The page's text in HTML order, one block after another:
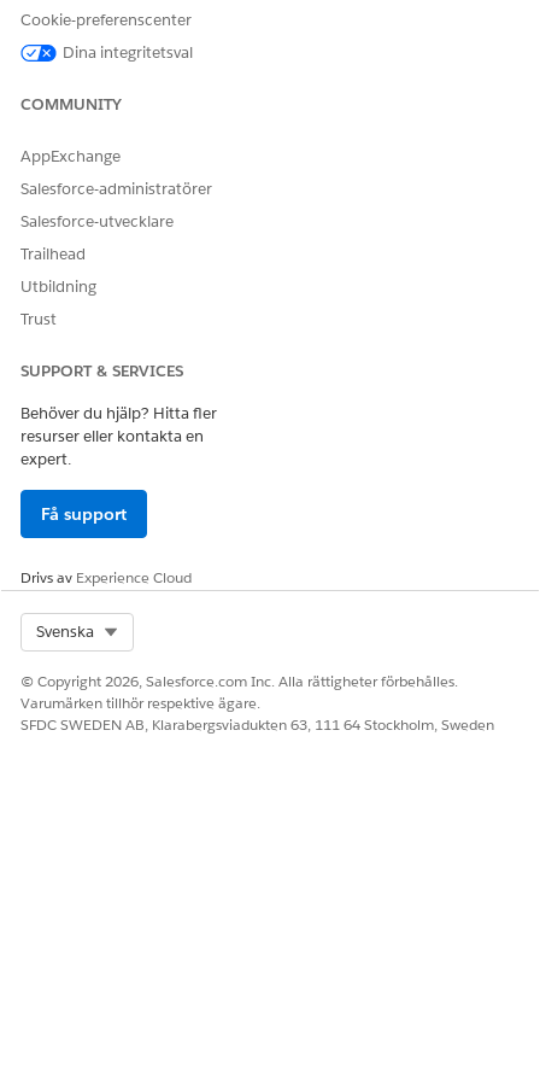
Cookie-preferenscenter
Dina integritetsval
COMMUNITY
AppExchange
Salesforce-administratörer
Salesforce-utvecklare
Trailhead
Utbildning
Trust
SUPPORT & SERVICES
Behöver du hjälp? Hitta fler
resurser eller kontakta en
expert.
Få support
Drivs av Experience Cloud
Svenska
© Copyright 2026, Salesforce.com Inc. Alla rättigheter förbehålles.
Varumärken tillhör respektive ägare.
SFDC SWEDEN AB, Klarabergsviadukten 63, 111 64 Stockholm, Sweden